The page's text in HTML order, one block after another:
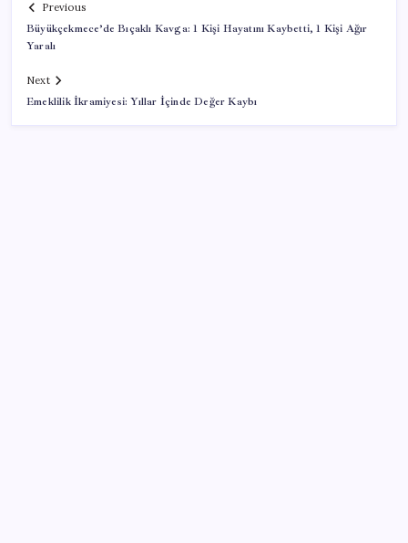
Previous
Büyükçekmece’de Bıçaklı Kavga: 1 Kişi Hayatını Kaybetti, 1 Kişi Ağır
Yaralı
Next
Emeklilik İkramiyesi: Yıllar İçinde Değer Kaybı